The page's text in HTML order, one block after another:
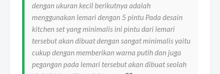
dengan ukuran kecil berikutnya adalah
menggunakan lemari dengan 5 pintu Pada desain
kitchen set yang minimalis ini pintu dari lemari
tersebut akan dibuat dengan sangat minimalis yaitu
cukup dengan memberikan warna putih dan juga
pegangan pada lemari tersebut akan dibuat seolah